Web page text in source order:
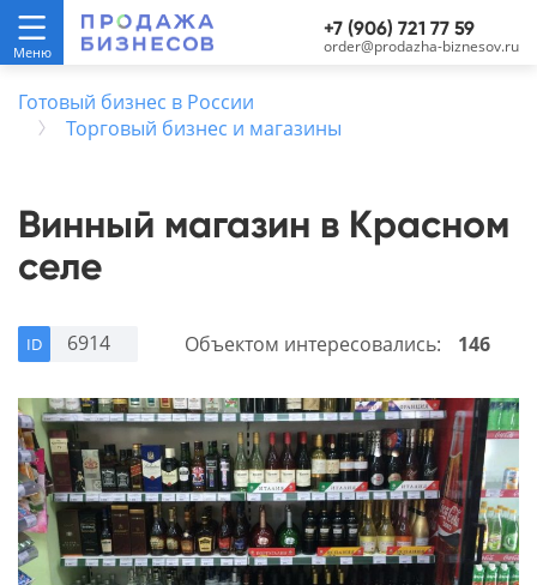
+7 (906) 721 77 59
order@prodazha-biznesov.ru
Готовый бизнес в России
Торговый бизнес и магазины
Винный магазин в Красном
селе
ID 6914 Объектом интересовались: 146